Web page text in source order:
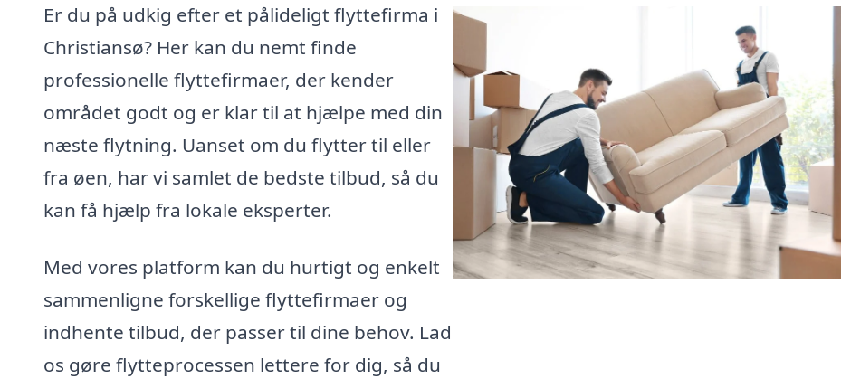
Er du på udkig efter et pålideligt flyttefirma i
Christiansø? Her kan du nemt finde
professionelle flyttefirmaer, der kender
området godt og er klar til at hjælpe med din
næste flytning. Uanset om du flytter til eller
fra øen, har vi samlet de bedste tilbud, så du
kan få hjælp fra lokale eksperter.
Med vores platform kan du hurtigt og enkelt
sammenligne forskellige flyttefirmaer og
indhente tilbud, der passer til dine behov. Lad
os gøre flytteprocessen lettere for dig, så du